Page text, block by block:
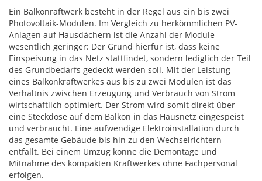
Ein Balkonraftwerk besteht in der Regel aus ein bis zwei
Photovoltaik-Modulen. Im Vergleich zu herkömmlichen PV-
Anlagen auf Hausdächern ist die Anzahl der Module
wesentlich geringer: Der Grund hierfür ist, dass keine
Einspeisung in das Netz stattfindet, sondern lediglich der Teil
des Grundbedarfs gedeckt werden soll. Mit der Leistung
eines Balkonkraftwerkes aus bis zu zwei Modulen ist das
Verhältnis zwischen Erzeugung und Verbrauch von Strom
wirtschaftlich optimiert. Der Strom wird somit direkt über
eine Steckdose auf dem Balkon in das Hausnetz eingespeist
und verbraucht. Eine aufwendige Elektroinstallation durch
das gesamte Gebäude bis hin zu den Wechselrichtern
entfällt. Bei einem Umzug könne die Demontage und
Mitnahme des kompakten Kraftwerkes ohne Fachpersonal
erfolgen.